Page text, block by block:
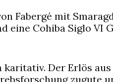
Fabergé mit
eine Cohiba Siglo VI
Der Erlös
zugute